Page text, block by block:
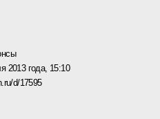
2013 года, 15:10
d/17595